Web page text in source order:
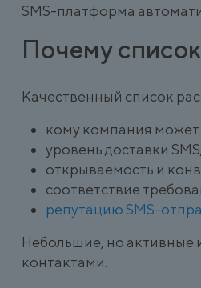
SMS-платформа
Почему
Качественный список
кому компания
уровень доставки SMS;
открываемость и
соответствие
репутацию SMS-
Небольшие, но активные
контактами.